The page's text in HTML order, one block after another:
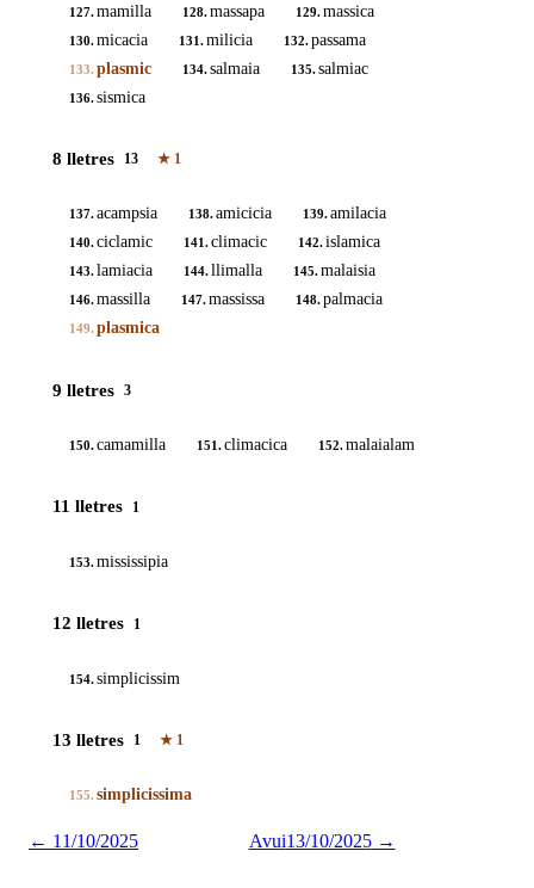
127.mamilla 128.massapa 129.massica
130.micacia 131.milicia 132.passama
133. plasmic 134.salmaia 135.salmiac
136.sismica
8 lletres 13 ★ 1
137.acampsia 138.amicicia 139.amilacia
140.ciclamic 141.climacic 142.islamica
143.lamiacia 144.llimalla 145.malaisia
146.massilla 147.massissa 148.palmacia
149. plasmica
9 lletres 3
150.camamilla 151.climacica 152.malaialam
11 lletres 1
153.mississipia
12 lletres 1
154.simplicissim
13 lletres 1 ★ 1
155. simplicissima
← 11/10/2025 Avui13/10/2025→